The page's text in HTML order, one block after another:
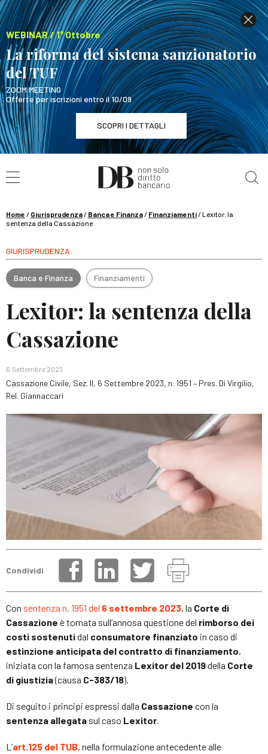
WEBINAR / 1° Ottobre
La riforma del sistema sanzionatorio
del TUF
ZOOM MEETING
Offerte per iscrizioni entro il 10/09
SCOPRI I DETTAGLI
WEBINAR / 1° Ottobre
La riforma del sistema sanzionatorio del TUF
Home / Giurisprudenza/ Banca e Finanza/ Finanziamenti/Lexitor: la
sentenza della Cassazione
GIURISPRUDENZA
Banca e Finanza Finanziamenti
Lexitor: la sentenza della
Cassazione
6 Settembre 2023
Cassazione Civile, Sez. II, 6 Settembre 2023, n. 1951 – Pres. Di Virgilio,
Rel. Giannaccari
Condividi
Con sentenza n. 1951 del 6 settembre 2023, la Corte di
Cassazione è tornata sull’annosa questione del rimborso dei
costi sostenutidal consumatore finanziato in caso di
estinzione anticipata del contratto di finanziamento,
iniziata con la famosa sentenza Lexitor del 2019della Corte
di giustizia(causa C-383/18).
Di seguito i principi espressi dalla Cassazione con la
sentenza allegata sul caso Lexitor.
L’art.125 del TUB, nella formulazione antecedente alle